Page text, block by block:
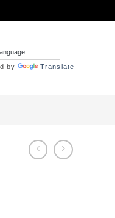
by Translate